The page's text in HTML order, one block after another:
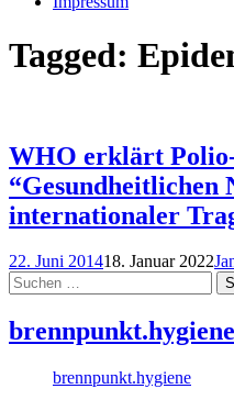
Tagged:
WHO erklärt
“Gesundheitlichen
internationaler
22. Juni 201418. Januar 2022
Suchen
nach:
brennpunkt.hygiene
brennpunkt.hygiene